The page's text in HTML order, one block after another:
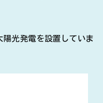
陽光発電を設置していま